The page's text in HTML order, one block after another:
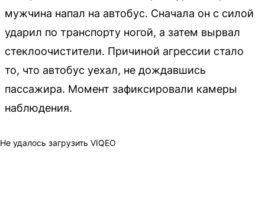
мужчина напал на автобус. Сначала он с силой
ударил по транспорту ногой, а затем вырвал
стеклоочистители. Причиной агрессии стало
то, что автобус уехал, не дождавшись
пассажира. Момент зафиксировали камеры
наблюдения.
Не удалось загрузить VIQEO